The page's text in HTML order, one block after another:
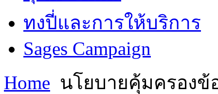
ทงปี่และการให้บริการ
Sages Campaign
Home นโยบายคุ้มครองข้